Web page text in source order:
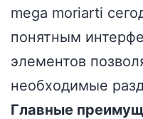
mega moriarti
понятным
элементов
необходимые
Главные